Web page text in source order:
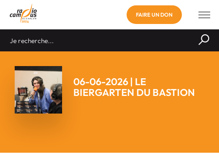
FAIRE UN DON
06-06-2026 | LE
BIERGARTEN DU BASTION